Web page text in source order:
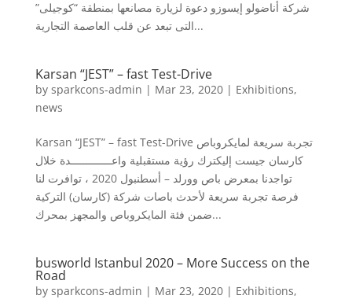
شركة أناضولو إيسوزو دعوة لزيارة مصانعها بمنطقة “كوجيلى”
التى تبعد عن قلب العاصمة التجارية...
Karsan “JEST” – fast Test-Drive
by sparkcons-admin | Mar 23, 2020| Exhibitions,
news
Karsan “JEST” – fast Test-Drive تجربة سريعة لمايكروباص
كارسان جيست إليكترك رؤية مستقبلية واعـــــــــــــدة خلال
تواجدنا بمعرض باص وورلد – أسطنبول 2020 ، توافرت لنا
فرصة تجربة سريعة لأحدث باصات شركة (كارسان) التركية
ضمن فئة المايكروباص والمجهز بمحرك...
busworld Istanbul 2020 – More Success on the
Road
by sparkcons-admin | Mar 23, 2020| Exhibitions,